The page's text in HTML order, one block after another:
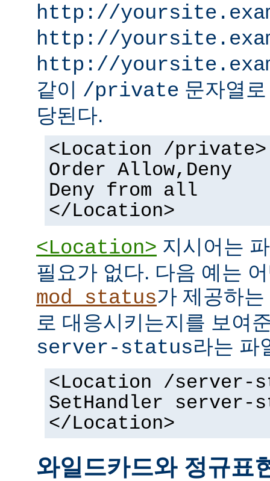
http://
http://
http://
같이 /private 문자열
당된다.
<Location /private>
Order Allow,Deny
Deny from all
</Location>
<Location> 지시어는
필요가 없다. 다음 예는
mod_status가 제공하
로 대응시키는지를 보여
server-status라는 파
<Location /server-
SetHandler server-
</Location>
와일드카드와 정규표